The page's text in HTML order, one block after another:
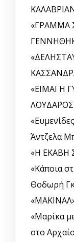
«ΓΡΑΜΜΑ
«ΕΙΜΑΙ Η
ΛΟΥΔΑΡΟΣ
Άντζελα
«Η ΕΚΑΒΗ
«Κάποια
Θοδωρή
«Μαρίκα
στο